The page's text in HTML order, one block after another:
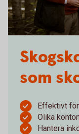
som
Effektivt
Olika
Hantera